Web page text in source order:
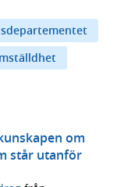
om
står utanför